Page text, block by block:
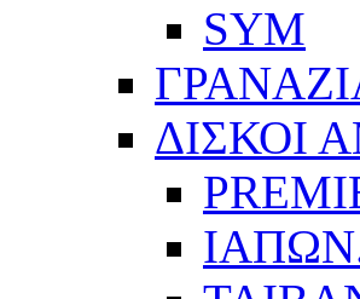
SYM
ΔΙΣΚΟΙ